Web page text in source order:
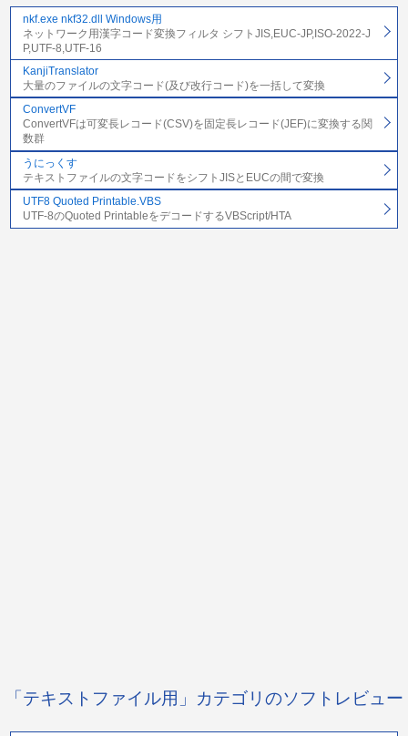
nkf.exe nkf32.dll Windows用
ネットワーク用漢字コード変換フィルタ シフトJIS,EUC-JP,ISO-2022-J
P,UTF-8,UTF-16
KanjiTranslator
大量のファイルの文字コード(及び改行コード)を一括して変換
ConvertVF
ConvertVFは可変長レコード(CSV)を固定長レコード(JEF)に変換する関
数群
うにっくす
テキストファイルの文字コードをシフトJISとEUCの間で変換
UTF8 Quoted Printable.VBS
UTF-8のQuoted PrintableをデコードするVBScript/HTA
「テキストファイル用」カテゴリのソフトレビュー